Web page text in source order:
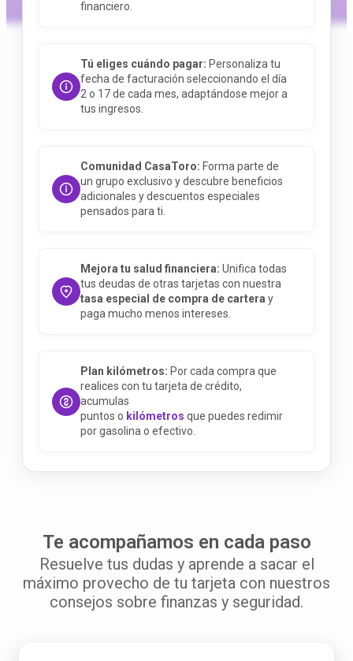
financiero.
Tú eliges cuándo pagar: Personaliza tu
fecha de facturación seleccionando el día
2 o 17 de cada mes, adaptándose mejor a
tus ingresos.
Comunidad CasaToro: Forma parte de
un grupo exclusivo y descubre beneficios
adicionales y descuentos especiales
pensados para ti.
Mejora tu salud financiera: Unifica todas
tus deudas de otras tarjetas con nuestra
tasa especial de compra de cartera y
paga mucho menos intereses.
Plan kilómetros: Por cada compra que
realices con tu tarjeta de crédito,
acumulas
puntos o kilómetros que puedes redimir
por gasolina o efectivo.
Te acompañamos en cada paso
Resuelve tus dudas y aprende a sacar el
máximo provecho de tu tarjeta con nuestros
consejos sobre finanzas y seguridad.